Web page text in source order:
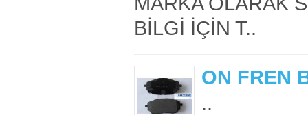
BİLGİ İÇİN T..
ON FREN
..